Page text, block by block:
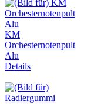
KM
Orchesternotenpult
Alu
Details